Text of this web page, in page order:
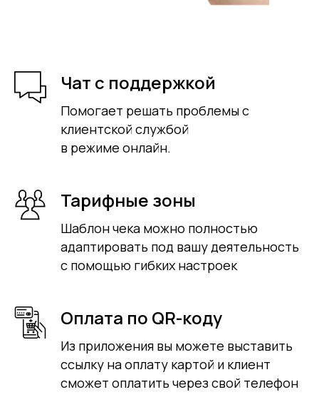
Чат с поддержкой
Помогает решать проблемы с
клиентской службой
в режиме онлайн.
Тарифные зоны
Шаблон чека можно полностью
адаптировать под вашу деятельность
с помощью гибких настроек
Оплата по QR-коду
Из приложения вы можете выставить
ссылку на оплату картой и клиент
сможет оплатить через свой телефон